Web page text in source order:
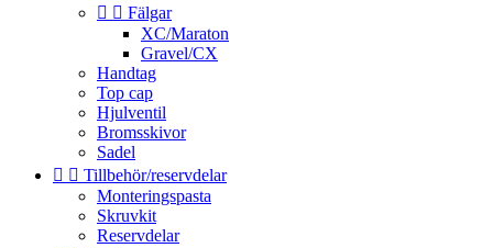
  Fälgar
XC/Maraton
Gravel/CX
Handtag
Top cap
Hjulventil
Bromsskivor
Sadel
  Tillbehör/reservdelar
Monteringspasta
Skruvkit
Reservdelar